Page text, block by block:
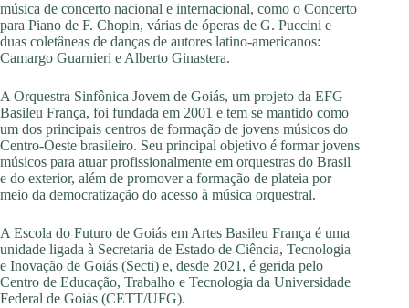
música de concerto nacional e internacional, como o Concerto
para Piano de F. Chopin, várias de óperas de G. Puccini e
duas coletâneas de danças de autores latino-americanos:
Camargo Guarnieri e Alberto Ginastera.
A Orquestra Sinfônica Jovem de Goiás, um projeto da EFG
Basileu França, foi fundada em 2001 e tem se mantido como
um dos principais centros de formação de jovens músicos do
Centro-Oeste brasileiro. Seu principal objetivo é formar jovens
músicos para atuar profissionalmente em orquestras do Brasil
e do exterior, além de promover a formação de plateia por
meio da democratização do acesso à música orquestral.
A Escola do Futuro de Goiás em Artes Basileu França é uma
unidade ligada à Secretaria de Estado de Ciência, Tecnologia
e Inovação de Goiás (Secti) e, desde 2021, é gerida pelo
Centro de Educação, Trabalho e Tecnologia da Universidade
Federal de Goiás (CETT/UFG).